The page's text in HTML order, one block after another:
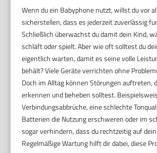
Wenn du ein Babyphone nutzt, willst du vor
sicherstellen, dass es jederzeit zuverlässig
Schließlich überwachst du damit dein Kind,
schläft oder spielt. Aber wie oft solltest du
eigentlich warten, damit es seine volle
behält? Viele Geräte verrichten ohne
Doch im Alltag können Störungen auftreten,
erkennen und beheben solltest.
Verbindungsabbrüche, eine schlechte
Batterien die Nutzung erschweren oder im
sogar verhindern, dass du rechtzeitig auf
Regelmäßige Wartung hilft dir dabei, diese